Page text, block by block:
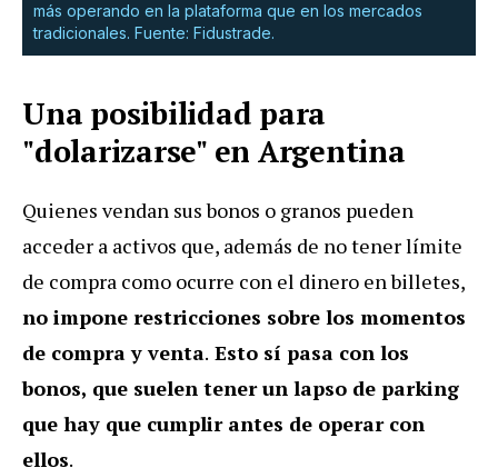
más operando en la plataforma que en los mercados
tradicionales. Fuente: Fidustrade.
Una posibilidad para
"dolarizarse" en Argentina
Quienes vendan sus bonos o granos pueden
acceder a activos que, además de no tener límite
de compra como ocurre con el dinero en billetes,
no impone restricciones sobre los momentos
de compra y venta. Esto sí pasa con los
bonos, que suelen tener un lapso de parking
que hay que cumplir antes de operar con
ellos.